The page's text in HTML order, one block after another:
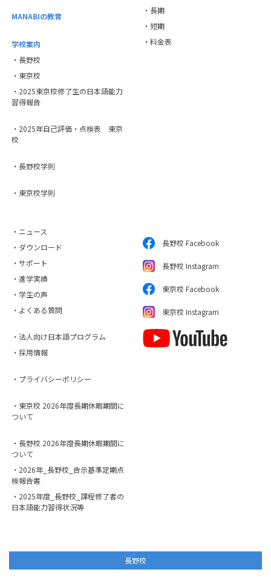
MANABIの教育
学校案内
・長野校
・東京校
・2025東京校修了生の日本語能力
習得報告
・2025年自己評価・点検表 東京
校
・長野校学則
・東京校学則
・長期
・短期
・料金表
・ニュース
・ダウンロード
・サポート
・進学実績
・学生の声
・よくある質問
・法人向け日本語プログラム
・採用情報
・プライバシーポリシー
・東京校 2026年度長期休暇期間に
ついて
・長野校 2026年度長期休暇期間に
ついて
・2026年_長野校_告示基準定期点
検報告書
・2025年度_長野校_課程修了者の
日本語能力習得状況等
長野校 Facebook
長野校 Instagram
東京校 Facebook
東京校 Instagram
長野校